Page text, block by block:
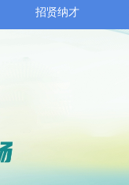
招贤纳才